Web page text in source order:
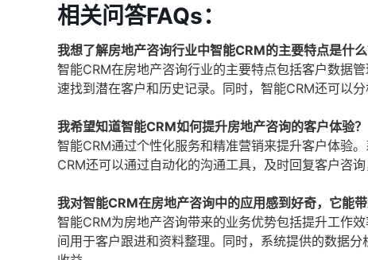
相关问答FAQs：
我想了解房地产咨询行业中智能CRM的主要特点是什么
智能CRM在房地产咨询行业的主要特点包括客户数据
速找到潜在客户和历史记录。同时，智能CRM还可以
我希望知道智能CRM如何提升房地产咨询的客户体验？
智能CRM通过个性化服务和精准营销来提升客户体验
CRM还可以通过自动化的沟通工具，及时回复客户咨
我对智能CRM在房地产咨询中的应用感到好奇，它能
智能CRM为房地产咨询带来的业务优势包括提升工作
间用于客户跟进和资料整理。同时，系统提供的数据